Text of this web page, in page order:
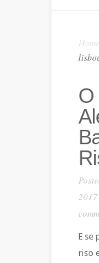
Home
O
E se
riso